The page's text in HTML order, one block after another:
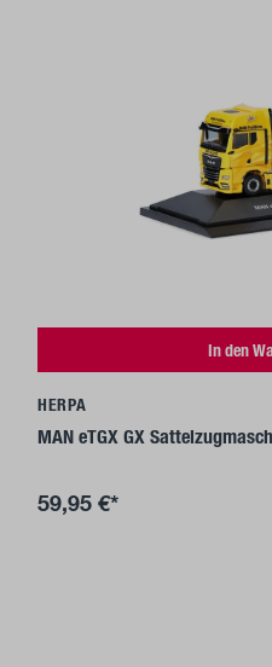
In den
HERPA
MAN eTGX GX
59,95 €*